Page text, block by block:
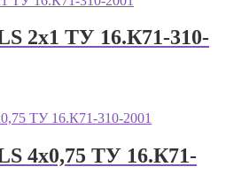
2х1 ТУ 16.К71-310-
4х0,75 ТУ 16.К71-